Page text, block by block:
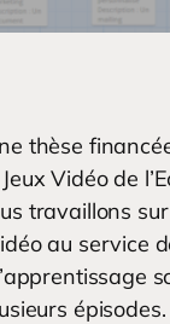
thèse
Vidéo de
travaillons
au service
épisodes.